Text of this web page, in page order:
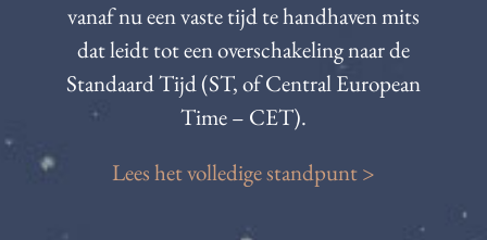
vanaf nu een vaste tijd te handhaven mits
dat leidt tot een overschakeling naar de
Standaard Tijd (ST, of Central European
Time – CET).
Lees het volledige standpunt >